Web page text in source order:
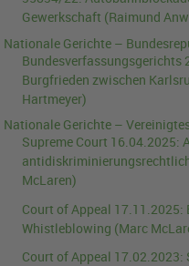
Gewerkschaft (Raimund
Nationale Gerichte –
Bundesverfassungsgerichts
Burgfrieden zwischen
Hartmeyer)
Nationale Gerichte –
Supreme Court 16.04.2025:
McLaren)
Court of Appeal 17.11.2025:
Whistleblowing (Marc
Court of Appeal 17.02.2023: